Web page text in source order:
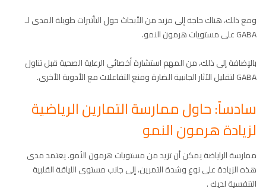
ومع ذلك، هناك حاجة إلى مزيد من الأبحاث حول التأثيرات طويلة المدى لـ
GABA على مستويات هرمون النمو.
بالإضافة إلى ذلك، من المهم استشارة أخصائي الرعاية الصحية قبل تناول
GABA لتقليل الآثار الجانبية الضارة ومنع التفاعلات مع الأدوية الأخرى.
سادساً: حاول ممارسة التمارين الرياضية
لزيادة هرمون النمو
ممارسة الراياضة يمكن أن تزيد من مستويات هرمون النُمو. يعتمد مدى
هذه الزيادة على نوع وشدة التمرين، إلى جانب مستوى اللياقة القلبية
التنفسية لديك .